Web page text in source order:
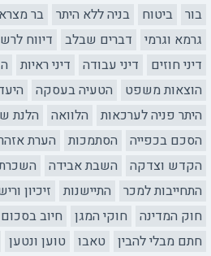
בור
ביטוח בניה ללא היתר בר מצרא
גרמא וגרמי
דברים שבלב דיווח
דיני חוזים
דיני עבודה דיני ראיות
הוצאות משפט
הטעיה בעסקה
היתר פניה לערכאות
הלוואה הלנת
הסכם בכפייה
הסתמכות הערת
הקדש וצדקה
השבת אבידה
התחייבות למכר
התיישנות זיכיון
חוק המדינה
חוקי המגן
חיוב
חתם מבלי להבין
טאבו טוען ונטען